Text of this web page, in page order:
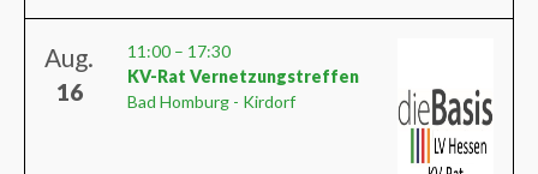
Aug.
16
11:00 – 17:30
KV-Rat Vernetzungstreffen
Bad Homburg - Kirdorf